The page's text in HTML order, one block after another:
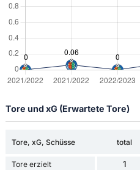
Tore und xG (Erwartete Tore)
Tore, xG, Schüsse total
Tore erzielt 1